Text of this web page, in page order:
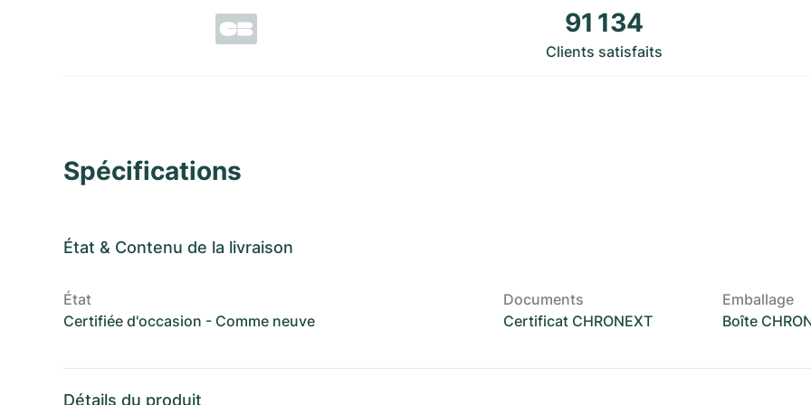
91 134
Clients satisfaits
Spécifications
État & Contenu de la livraison
État
Certifiée d'occasion - Comme neuve
Documents
Certificat CHRONEXT
Emballage
Boîte
Détails du produit